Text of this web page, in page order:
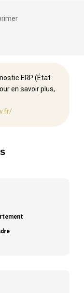
ERP (État
en savoir plus,